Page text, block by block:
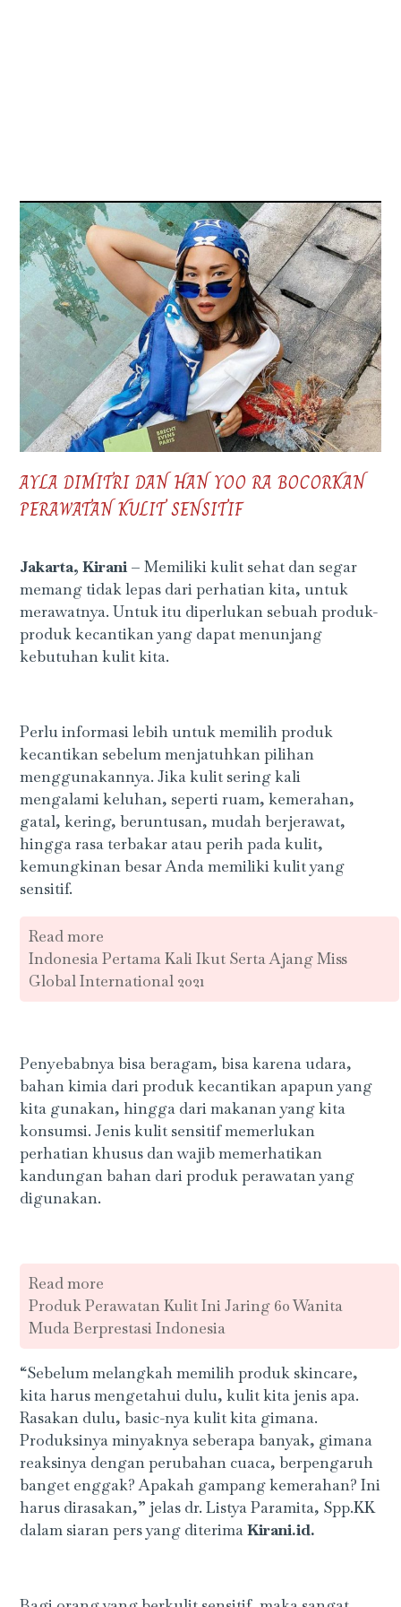
AYLA DIMITRI DAN HAN YOO RA BOCORKAN
PERAWATAN KULIT SENSITIF
Jakarta, Kirani – Memiliki kulit sehat dan segar
memang tidak lepas dari perhatian kita, untuk
merawatnya. Untuk itu diperlukan sebuah produk-
produk kecantikan yang dapat menunjang
kebutuhan kulit kita.
Perlu informasi lebih untuk memilih produk
kecantikan sebelum menjatuhkan pilihan
menggunakannya. Jika kulit sering kali
mengalami keluhan, seperti ruam, kemerahan,
gatal, kering, beruntusan, mudah berjerawat,
hingga rasa terbakar atau perih pada kulit,
kemungkinan besar Anda memiliki kulit yang
sensitif.
Read more
Indonesia Pertama Kali Ikut Serta Ajang Miss
Global International 2021
Penyebabnya bisa beragam, bisa karena udara,
bahan kimia dari produk kecantikan apapun yang
kita gunakan, hingga dari makanan yang kita
konsumsi. Jenis kulit sensitif memerlukan
perhatian khusus dan wajib memerhatikan
kandungan bahan dari produk perawatan yang
digunakan.
Read more
Produk Perawatan Kulit Ini Jaring 60 Wanita
Muda Berprestasi Indonesia
“Sebelum melangkah memilih produk skincare,
kita harus mengetahui dulu, kulit kita jenis apa.
Rasakan dulu, basic-nya kulit kita gimana.
Produksinya minyaknya seberapa banyak, gimana
reaksinya dengan perubahan cuaca, berpengaruh
banget enggak? Apakah gampang kemerahan? Ini
harus dirasakan,” jelas dr. Listya Paramita, Spp.KK
dalam siaran pers yang diterimaKirani.id.